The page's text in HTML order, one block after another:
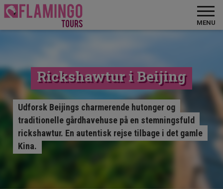
MENU
Rickshawtur i Beijing
Udforsk Beijings charmerende hutonger og
traditionelle gårdhavehuse på en stemningsfuld
rickshawtur. En autentisk rejse tilbage i det gamle
Kina.